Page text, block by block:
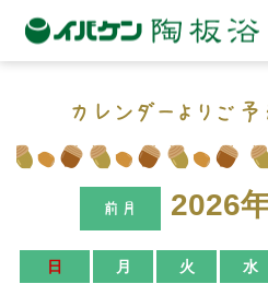
カレンダーよりご
2026
日 月 火 水
店舗案内